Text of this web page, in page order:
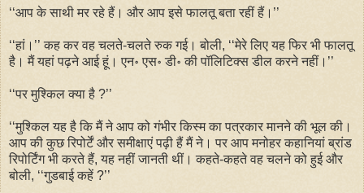
‘‘आप के साथी मर रहे हैं। और आप इसे फालतू बता रहीं हैं।’’
‘‘हां।’’ कह कर वह चलते-चलते रुक गई। बोली, ‘‘मेरे लिए यह फिर भी फालतू
है। मैं यहां पढ़ने आई हूं। एन॰ एस॰ डी॰ की पॉलिटिक्स डील करने नहीं।’’
‘‘पर मुश्किल क्या है ?’’
‘‘मुश्किल यह है कि मैं ने आप को गंभीर किस्म का पत्रकार मानने की भूल की।
आप की कुछ रिपोर्टें और समीक्षाएं पढ़ी हैं मैं ने। पर आप मनोहर कहानियां ब्रांड
रिपोर्टिंग भी करते हैं, यह नहीं जानती थीं। कहते-कहते वह चलने को हुई और
बोली, ‘‘गुडबाई कहें ?’’